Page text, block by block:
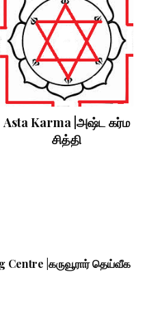
Asta Karma |அஷ்ட கர்ம
சித்தி
|கருவூரார் தெய்வீக